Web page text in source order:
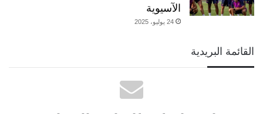
الآسيوية
24 يوليو، 2025
القائمة البريدية